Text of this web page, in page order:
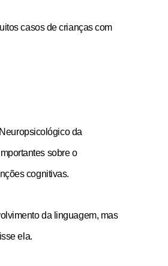
casos de crianças com
da
sobre o
cognitivas.
da linguagem, mas
ela.